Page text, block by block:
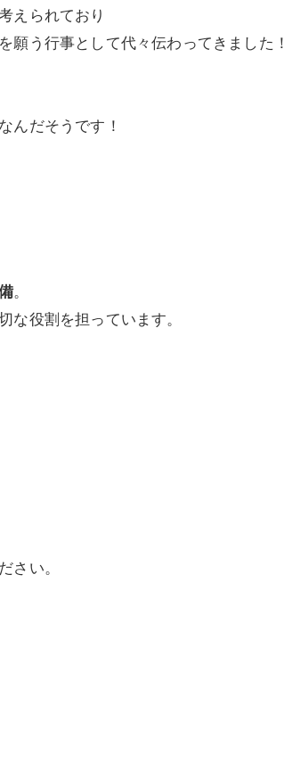
えられており
願う行事として代々伝わってきました！
んだそうです！
。
な役割を担っています。
さい。